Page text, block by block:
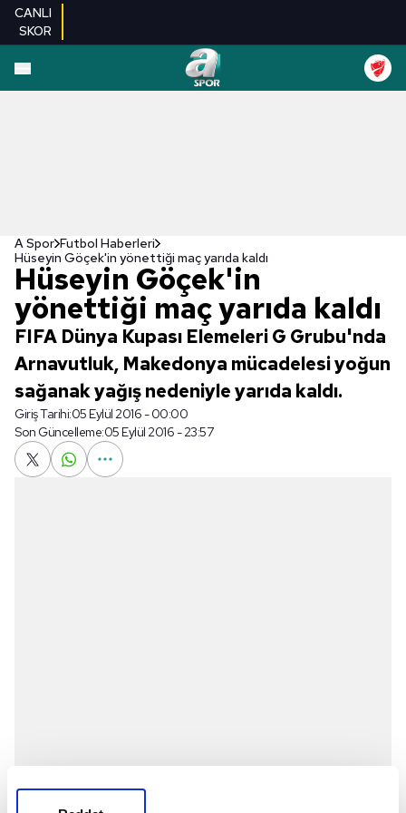
CANLI
SKOR
A Spor Futbol Haberleri
Hüseyin Göçek'in yönettiği maç yarıda kaldı
Hüseyin Göçek'in
yönettiği maç yarıda kaldı
FIFA Dünya Kupası Elemeleri G Grubu'nda
Arnavutluk, Makedonya mücadelesi yoğun
sağanak yağış nedeniyle yarıda kaldı.
Giriş Tarihi:05 Eylül 2016 - 00:00
Son Güncelleme:05 Eylül 2016 - 23:57
Loro Boriçi Stadı'nda oynanan karşılaşmayı FIFA